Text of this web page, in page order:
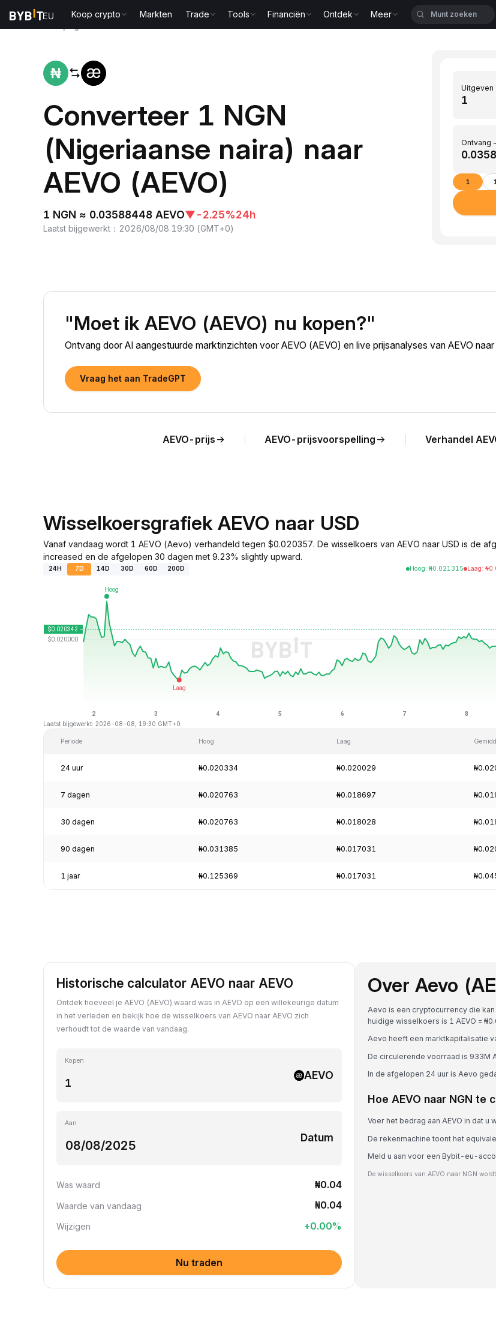
Koop crypto Markten Trade Tools Financiën Ontdek Meer
Converteer 1 NGN
(Nigeriaanse naira) naar
AEVO (AEVO)
1 NGN ≈ 0.03588448 AEVO▼-2.25%24h
Laatst bijgewerkt ： 2026/08/08 19:30 (GMT+0)
Uitgeven
Ontvang
1
"Moet ik AEVO (AEVO) nu kopen?"
Ontvang door AI aangestuurde marktinzichten voor AEVO (AEVO) en live prijsanalyses van AEVO naar
Vraag het aan TradeGPT
AEVO-prijs AEVO-prijsvoorspelling Verhandel
Wisselkoersgrafiek AEVO naar USD
Vanaf vandaag wordt 1 AEVO (Aevo) verhandeld tegen $0.020357. De wisselkoers van AEVO naar USD is de
increased en de afgelopen 30 dagen met 9.23% slightly upward.
24H 7D 14D 30D 60D 200D Hoog: ₦0.021315 Laag: ₦
Laatst bijgewerkt: 2026-08-08, 19:30 GMT+0
Periode Hoog Laag
24 uur ₦0.020334 ₦0.020029
7 dagen ₦0.020763 ₦0.018697
30 dagen ₦0.020763 ₦0.018028
90 dagen ₦0.031385 ₦0.017031
1 jaar ₦0.125369 ₦0.017031
Historische calculator AEVO naar AEVO
Ontdek hoeveel je AEVO (AEVO) waard was in AEVO op een willekeurige datum
in het verleden en bekijk hoe de wisselkoers van AEVO naar AEVO zich
verhoudt tot de waarde van vandaag.
Kopen
AEVO
Aan
Datum
Was waard ₦0.04
Waarde van vandaag ₦0.04
Wijzigen +0.00%
Nu traden
Over Aevo
Aevo is een cryptocurrency die
huidige wisselkoers is 1 AEVO =
Aevo heeft een marktkapitalisatie
De circulerende voorraad is 933M
In de afgelopen 24 uur is Aevo
Hoe AEVO naar NGN te
Voer het bedrag aan AEVO in dat u
De rekenmachine toont het
Meld u aan voor een Bybit-eu-
De wisselkoers van AEVO naar NGN